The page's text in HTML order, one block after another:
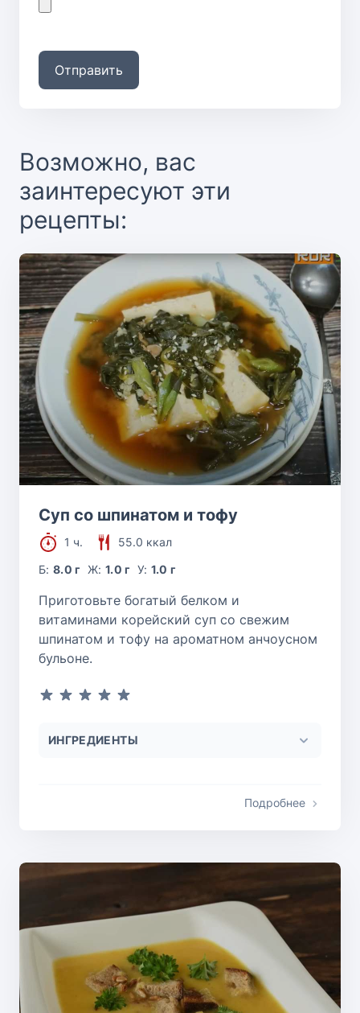
Отправить
Возможно, вас
заинтересуют эти
рецепты:
Суп со шпинатом и тофу
1 ч.
55.0 ккал
Б:8.0 г Ж: 1.0 г У: 1.0 г
Приготовьте богатый белком и
витаминами корейский суп со свежим
шпинатом и тофу на ароматном анчоусном
бульоне.
ИНГРЕДИЕНТЫ
Подробнее